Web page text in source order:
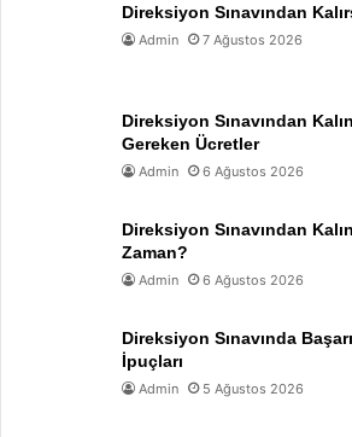
Direksiyon Sınavından
Admin 7 Ağustos 2026
Direksiyon Sınavından
Gereken Ücretler
Admin 6 Ağustos 2026
Direksiyon Sınavından
Zaman?
Admin 6 Ağustos 2026
Direksiyon Sınavında
İpuçları
Admin 5 Ağustos 2026